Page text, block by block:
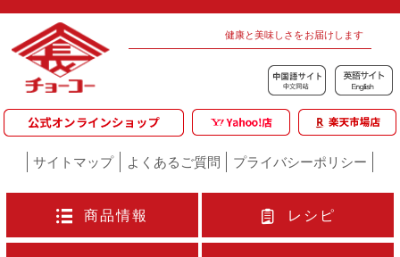
健康と美味しさをお届けします
サイトマップ よくあるご質問 プライバシーポリシー
商品情報 レシピ